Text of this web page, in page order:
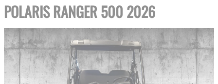
POLARIS RANGER 500 2026
Skip
to
the
of